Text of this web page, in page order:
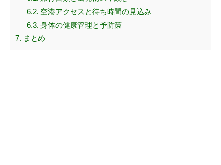
6.2. 空港アクセスと待ち時間の見込み
6.3. 身体の健康管理と予防策
7. まとめ